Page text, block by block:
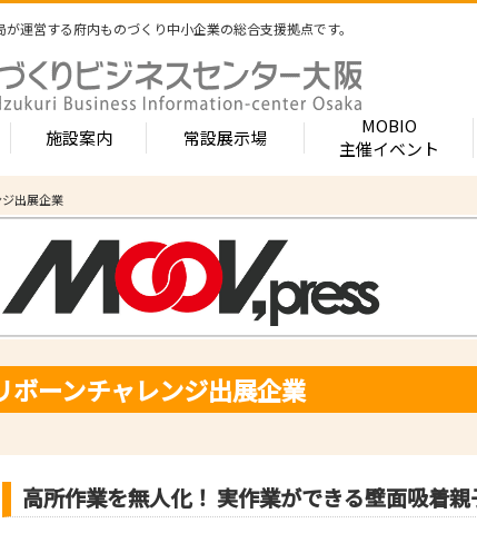
が運営する府内ものづくり中小企業の総合支援拠点です。
支援
事例
- 展示・商談会
- 大阪ものづくり企業ナビ
- MOBIO主催イベント
- ものづくりイノベーション支援
- 大規模展示商談会活用事業（出展支援事業）
- 大阪府中小企業等外国出願支援事業
- 大阪ものづくり優良企業賞
施設案内
- フロア案内 -北館-
1-2階（常設展示企業五十音順一覧）
常設展示場のご案内
4階（インキュベートルーム）
- フロア案内 -南館-
1階
産学連携オフィス
常設展示場
常設展示場
- MOBIO 常設展示場
視察見学について
展示場出展について
出展のメリット
出展するには？
出展までの流れ
よくある質問
出展企業の声
MOBIO
主催イベント
出展企業
ボーンチャレンジ出展企業
高所作業を無人化！ 実作業ができる壁面吸着